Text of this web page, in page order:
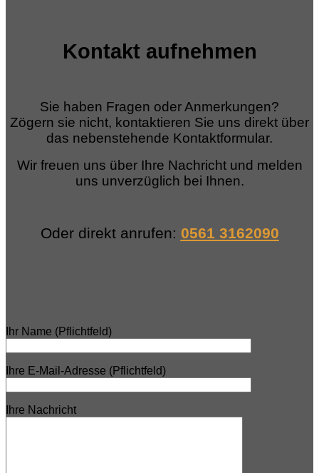
Kontakt aufnehmen
Sie haben Fragen oder Anmerkungen?
Zögern sie nicht, kontaktieren Sie uns direkt über
das nebenstehende Kontaktformular.
Wir freuen uns über Ihre Nachricht und melden
uns unverzüglich bei Ihnen.
Oder direkt anrufen: 0561 3162090
Ihr Name (Pflichtfeld)
Ihre E-Mail-Adresse (Pflichtfeld)
Ihre Nachricht